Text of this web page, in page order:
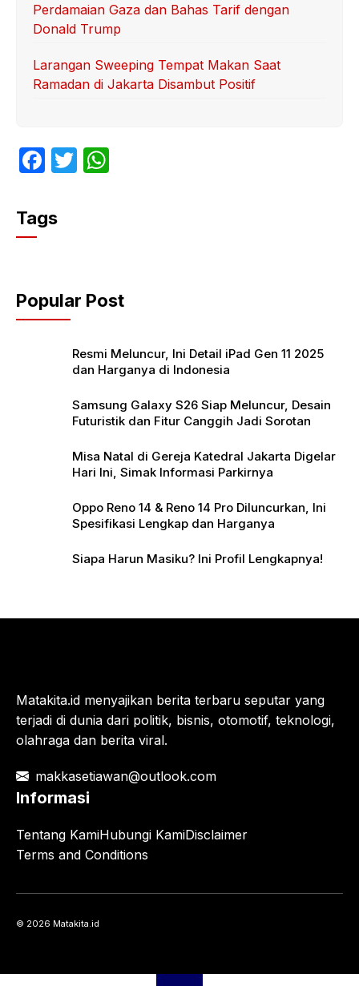
Perdamaian Gaza dan Bahas Tarif dengan
Donald Trump
Larangan Sweeping Tempat Makan Saat
Ramadan di Jakarta Disambut Positif
F
c
e
o
o
T
p
p
Tags
Popular Post
Resmi Meluncur, Ini Detail iPad Gen 11 2025
dan Harganya di Indonesia
Samsung Galaxy S26 Siap Meluncur, Desain
Futuristik dan Fitur Canggih Jadi Sorotan
Misa Natal di Gereja Katedral Jakarta Digelar
Hari Ini, Simak Informasi Parkirnya
Oppo Reno 14 & Reno 14 Pro Diluncurkan, Ini
Spesifikasi Lengkap dan Harganya
Siapa Harun Masiku? Ini Profil Lengkapnya!
Matakita.id menyajikan berita terbaru seputar yang
terjadi di dunia dari politik, bisnis, otomotif, teknologi,
olahraga dan berita viral.
makkasetiawan@outlook.com
Informasi
Tentang KamiHubungi KamiDisclaimer
Terms and Conditions
© 2026 Matakita.id